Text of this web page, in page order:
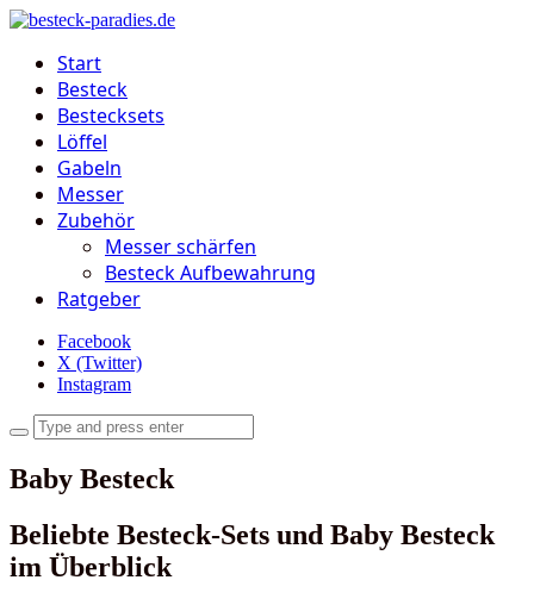
Start
Besteck
Bestecksets
Löffel
Gabeln
Messer
Zubehör
Messer schärfen
Besteck Aufbewahrung
Ratgeber
Facebook
X (Twitter)
Instagram
Baby Besteck
Beliebte Besteck-Sets und Baby Besteck
im Überblick